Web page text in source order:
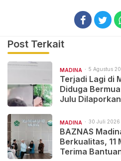
Post Terkait
MADINA 5 Agustus
Terjadi Lagi di
Diduga
Julu
MADINA 30 Juli 2026
BAZNAS
Berkualitas, 11
Terima